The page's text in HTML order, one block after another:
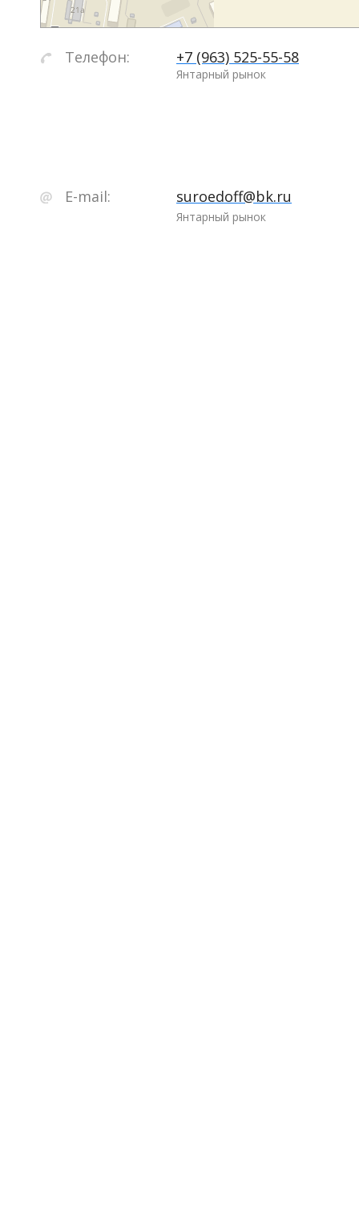
Телефон: +7 (963) 525-55-58
Янтарный рынок
E-mail: suroedoff@bk.ru
Янтарный рынок